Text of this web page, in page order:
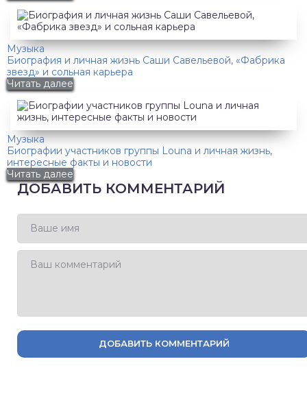
Музыка
Биография и личная жизнь Саши Савельевой, «Фабрика
звезд» и сольная карьера
Читать далее
Музыка
Биографии участников группы Louna и личная жизнь,
интересные факты и новости
Читать далее
ДОБАВИТЬ КОММЕНТАРИЙ
ДОБАВИТЬ КОММЕНТАРИЙ